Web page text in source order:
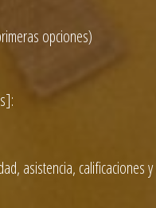
opciones)
asistencia, calificaciones